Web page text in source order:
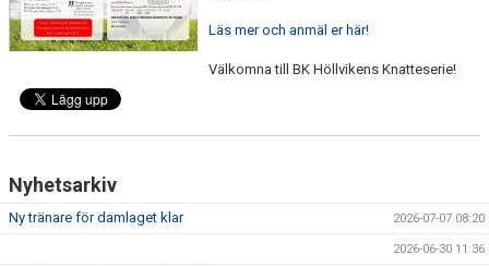
DOKUMENT
FÖR BESÖKARE
Läs mer och anmäl er här!
Välkomna till BK Höllvikens Knatteserie!
Nyhetsarkiv
Ny tränare för damlaget klar 2026-07-07 08:20
2026-06-30 11:36